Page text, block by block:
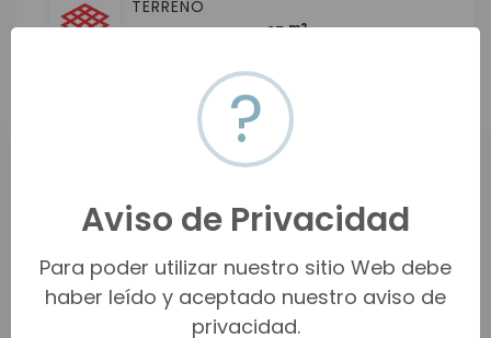
TERRENO
25m2
Palo Verde, 83280 Hermosillo, Son., México
Ver en mapa
?
Aviso de Privacidad
Para poder utilizar nuestro sitio Web debe
haber leído y aceptado nuestro aviso de
privacidad.